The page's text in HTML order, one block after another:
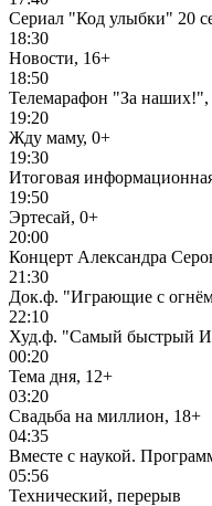
Сериал "Код улыбки" 20
18:30
Новости, 16+
18:50
Телемарафон "За наших!",
19:20
Жду маму, 0+
19:30
Итоговая
19:50
Эртесай, 0+
20:00
Концерт Александра
21:30
Док.ф. "Играющие с
22:10
Худ.ф. "Самый быстрый
00:20
Тема дня, 12+
03:20
Свадьба на миллион, 18+
04:35
Вместе с наукой.
05:56
Технический, перерыв